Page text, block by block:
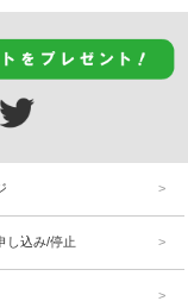
し込み/停止